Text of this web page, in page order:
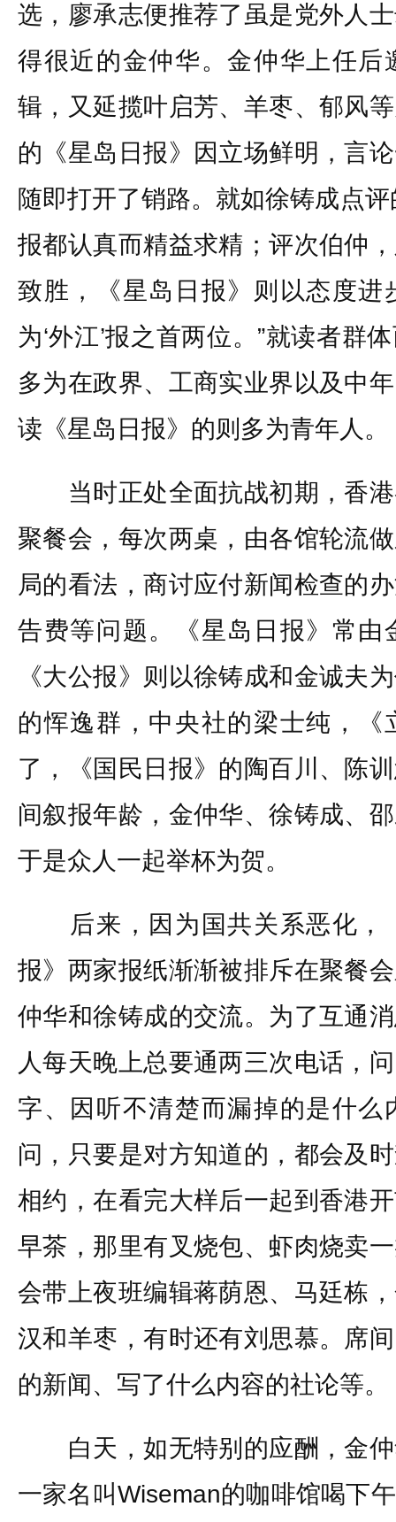
选，廖承志便推荐了虽是党外人
得很近的金仲华。金仲华上任后
辑，又延揽叶启芳、羊枣、郁风
的《星岛日报》因立场鲜明，言
随即打开了销路。就如徐铸成点
报都认真而精益求精；评次伯仲
致胜，《星岛日报》则以态度进
为‘外江’报之首两位。”就读者群
多为在政界、工商实业界以及中
读《星岛日报》的则多为青年人。
当时正处全面抗战初期，香港
聚餐会，每次两桌，由各馆轮流
局的看法，商讨应付新闻检查的
告费等问题。《星岛日报》常由
《大公报》则以徐铸成和金诚夫
的恽逸群，中央社的梁士纯，《
了，《国民日报》的陶百川、陈
间叙报年龄，金仲华、徐铸成、
于是众人一起举杯为贺。
后来，因为国共关系恶化，
报》两家报纸渐渐被排斥在聚餐
仲华和徐铸成的交流。为了互通
人每天晚上总要通两三次电话，
字、因听不清楚而漏掉的是什么
问，只要是对方知道的，都会及
相约，在看完大样后一起到香港
早茶，那里有叉烧包、虾肉烧卖
会带上夜班编辑蒋荫恩、马廷栋
汉和羊枣，有时还有刘思慕。席
的新闻、写了什么内容的社论等。
白天，如无特别的应酬，金仲
一家名叫Wiseman的咖啡馆喝下